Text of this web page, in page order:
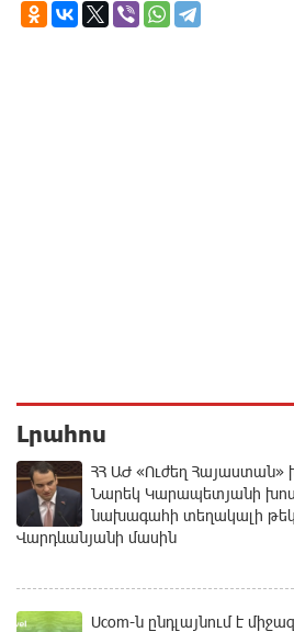
Լրահոս
ՀՀ ԱԺ «Ուժեղ
Նարեկ Կարապետյանի
նախագահի տեղակալի
Վարդևանյանի մասին
Ucom-ն ընդլայնում է